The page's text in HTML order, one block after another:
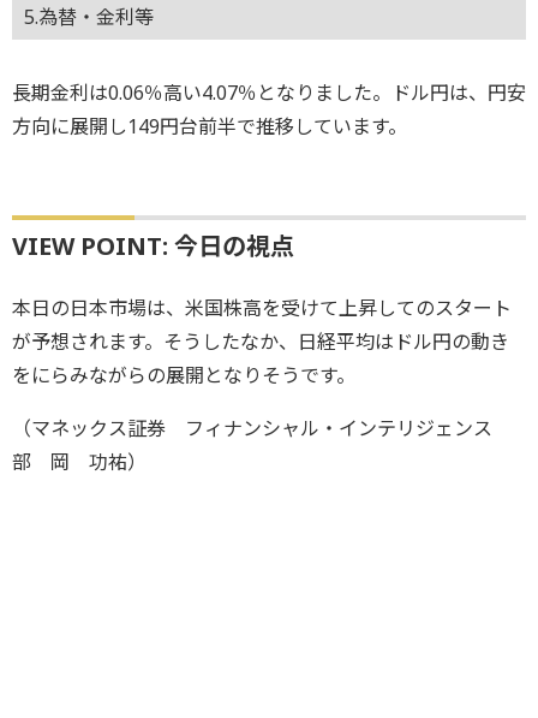
5.為替・金利等
長期金利は0.06％高い4.07％となりました。ドル円は、円安
方向に展開し149円台前半で推移しています。
VIEW POINT: 今日の視点
本日の日本市場は、米国株高を受けて上昇してのスタート
が予想されます。そうしたなか、日経平均はドル円の動き
をにらみながらの展開となりそうです。
（マネックス証券 フィナンシャル・インテリジェンス
部 岡 功祐）